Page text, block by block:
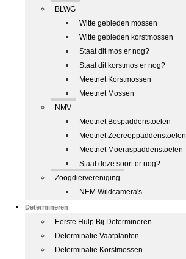
BLWG
Witte gebieden mossen
Witte gebieden korstmossen
Staat dit mos er nog?
Staat dit korstmos er nog?
Meetnet Korstmossen
Meetnet Mossen
NMV
Meetnet Bospaddenstoelen
Meetnet Zeereeppaddenstoelen
Meetnet Moeraspaddenstoelen
Staat deze soort er nog?
Zoogdiervereniging
NEM Wildcamera's
Determineren
Eerste Hulp Bij Determineren
Determinatie Vaatplanten
Determinatie Korstmossen